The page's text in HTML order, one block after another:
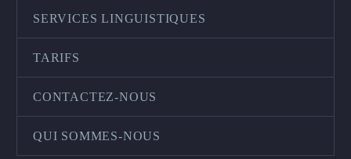
SERVICES LINGUISTIQUES
TARIFS
CONTACTEZ-NOUS
QUI SOMMES-NOUS